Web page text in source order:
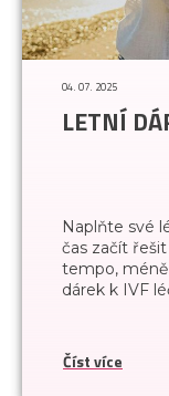
04. 07. 2025
LETNÍ
Naplňte své
čas začít
tempo, méně
dárek k IVF
Číst více
emailové
akutních